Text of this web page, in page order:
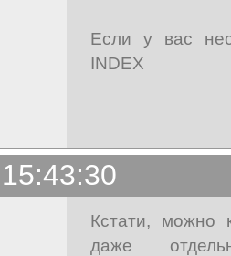
Если у вас
INDEX
Кстати, можно
даже